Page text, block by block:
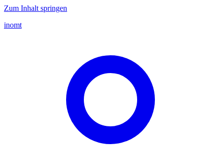
Zum Inhalt springen
inomt